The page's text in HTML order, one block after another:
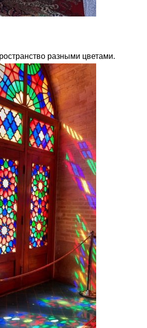
разными цветами.